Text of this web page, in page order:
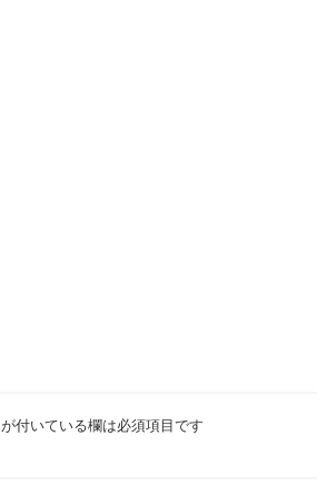
が付いている欄は必須項目です